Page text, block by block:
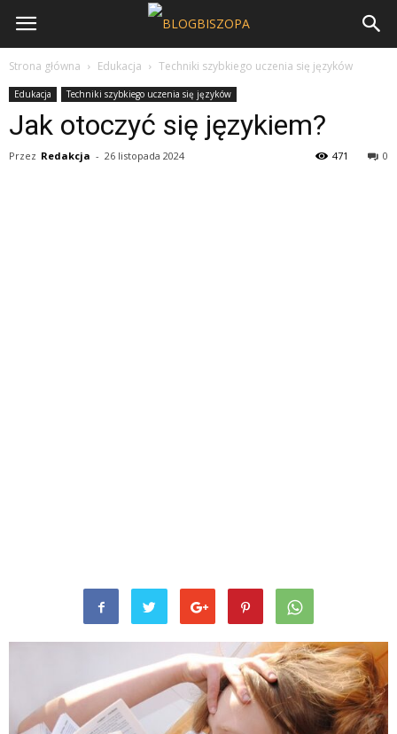
Strona główna Edukacja Techniki szybkiego uczenia się języków
Edukacja Techniki szybkiego uczenia się języków
Jak otoczyć się językiem?
Przez Redakcja - 26 listopada 2024 0
471